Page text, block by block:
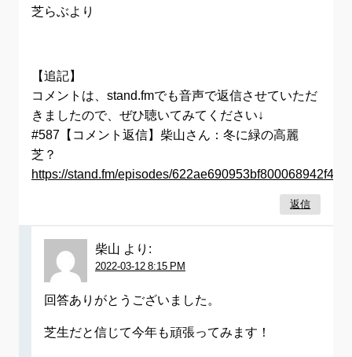
芝らぶより
【追記】
コメントは、stand.fmでも音声で返信させていただ
きましたので、ぜひ聴いてみてください↓
#587【コメント返信】柴山さん：冬に緑の高麗
芝？
https://stand.fm/episodes/622ae690953bf800068942f4
返信
柴山 より:
2022-03-12 8:15 PM
回答ありがとうございました。
芝生だと信じて今年も頑張ってみます！